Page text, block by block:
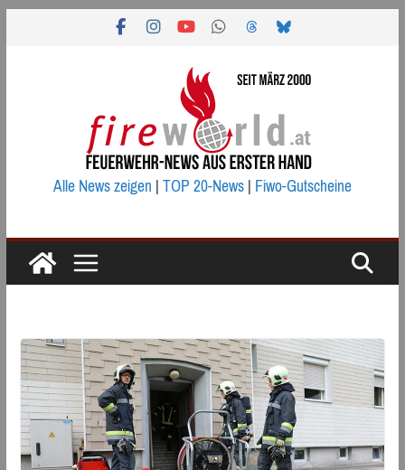
Alle News zeigen|TOP 20-News|Fiwo-Gutscheine